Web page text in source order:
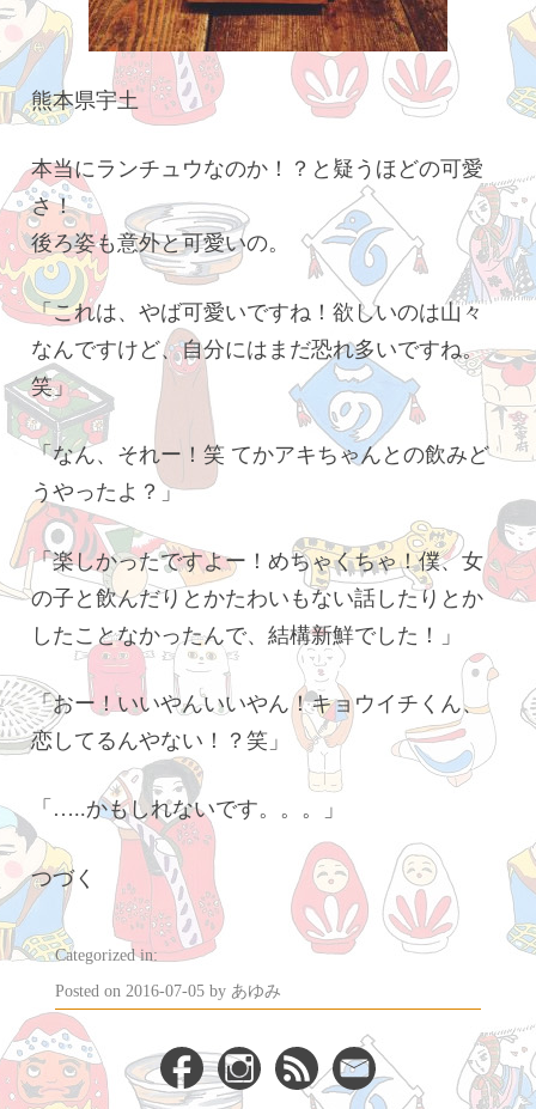
熊本県宇土
本当にランチュウなのか！？と疑うほどの可愛
さ！
後ろ姿も意外と可愛いの。
「これは、やば可愛いですね！欲しいのは山々
なんですけど、自分にはまだ恐れ多いですね。
笑」
「なん、それー！笑 てかアキちゃんとの飲みど
うやったよ？」
「楽しかったですよー！めちゃくちゃ！僕、女
の子と飲んだりとかたわいもない話したりとか
したことなかったんで、結構新鮮でした！」
「おー！いいやんいいやん！キョウイチくん、
恋してるんやない！？笑」
「…..かもしれないです。。。」
つづく
Categorized in:
Posted on 2016-07-052016-
10
by あゆみ